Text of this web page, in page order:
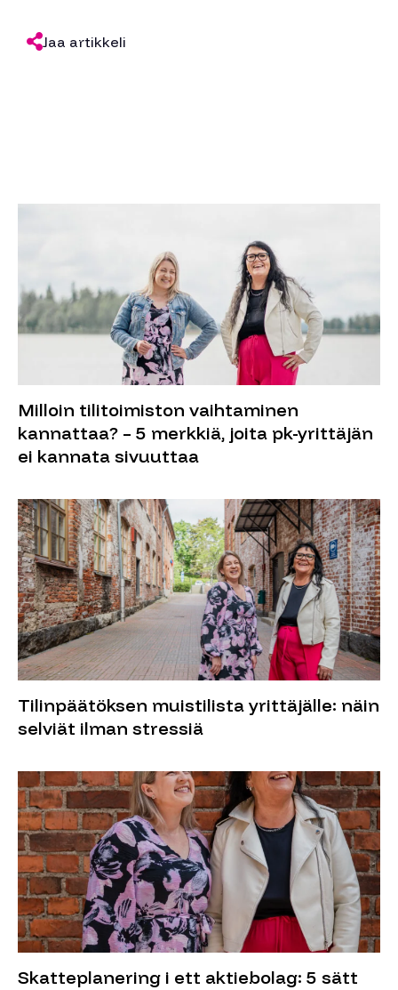
Jaa artikkeli
Milloin tilitoimiston vaihtaminen
kannattaa? – 5 merkkiä, joita pk-yrittäjän
ei kannata sivuuttaa
Tilinpäätöksen muistilista yrittäjälle: näin
selviät ilman stressiä
Skatteplanering i ett aktiebolag: 5 sätt